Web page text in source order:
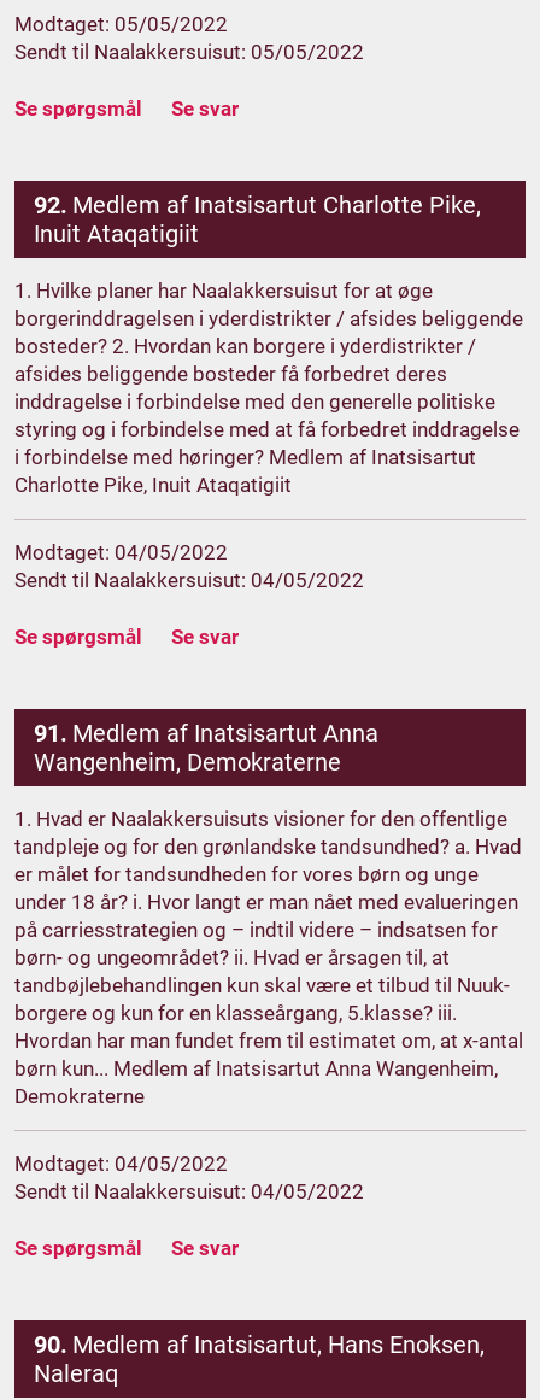
Modtaget: 05/05/2022
Sendt til Naalakkersuisut: 05/05/2022
Se spørgsmål Se svar
92. Medlem af Inatsisartut Charlotte Pike,
Inuit Ataqatigiit
1. Hvilke planer har Naalakkersuisut for at øge
borgerinddragelsen i yderdistrikter / afsides beliggende
bosteder? 2. Hvordan kan borgere i yderdistrikter /
afsides beliggende bosteder få forbedret deres
inddragelse i forbindelse med den generelle politiske
styring og i forbindelse med at få forbedret inddragelse
i forbindelse med høringer? Medlem af Inatsisartut
Charlotte Pike, Inuit Ataqatigiit
Modtaget: 04/05/2022
Sendt til Naalakkersuisut: 04/05/2022
Se spørgsmål Se svar
91. Medlem af Inatsisartut Anna
Wangenheim, Demokraterne
1. Hvad er Naalakkersuisuts visioner for den offentlige
tandpleje og for den grønlandske tandsundhed? a. Hvad
er målet for tandsundheden for vores børn og unge
under 18 år? i. Hvor langt er man nået med evalueringen
på carriesstrategien og – indtil videre – indsatsen for
børn- og ungeområdet? ii. Hvad er årsagen til, at
tandbøjlebehandlingen kun skal være et tilbud til Nuuk-
borgere og kun for en klasseårgang, 5.klasse? iii.
Hvordan har man fundet frem til estimatet om, at x-antal
børn kun... Medlem af Inatsisartut Anna Wangenheim,
Demokraterne
Modtaget: 04/05/2022
Sendt til Naalakkersuisut: 04/05/2022
Se spørgsmål Se svar
90. Medlem af Inatsisartut, Hans Enoksen,
Naleraq